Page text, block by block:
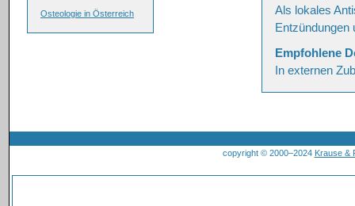
Osteologie in Österreich
Als lokales
Entzündungen
Empfohlene
In externen
copyright © 2000–2024 Krause &